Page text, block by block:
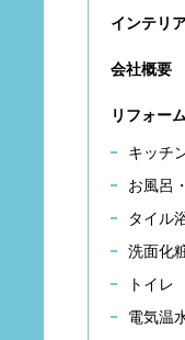
インテリ
会社概要
リフォー
キッチ
お風呂
タイル
洗面化
トイレ
電気温